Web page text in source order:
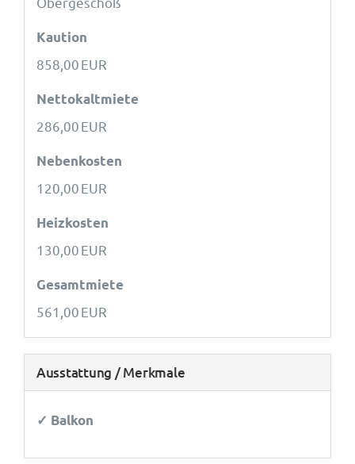
Kaution
858,00 EUR
Nettokaltmiete
286,00 EUR
Nebenkosten
120,00 EUR
Heizkosten
130,00 EUR
Gesamtmiete
561,00 EUR
Ausstattung / Merkmale
✓ Balkon